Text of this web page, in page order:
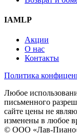
IAMLP
Акции
О нас
Контакты
Политика
Любое
письменного
сайте цены не
изменены в любое
© ООО «Лав-Пиано»